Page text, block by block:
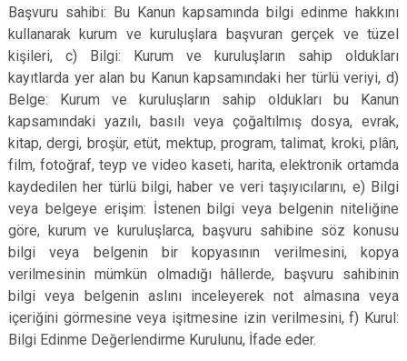
Başvuru sahibi: Bu Kanun kapsamında bilgi edinme hakkını
kullanarak kurum ve kuruluşlara başvuran gerçek ve tüzel
kişileri, c) Bilgi: Kurum ve kuruluşların sahip oldukları
kayıtlarda yer alan bu Kanun kapsamındaki her türlü veriyi, d)
Belge: Kurum ve kuruluşların sahip oldukları bu Kanun
kapsamındaki yazılı, basılı veya çoğaltılmış dosya, evrak,
kitap, dergi, broşür, etüt, mektup, program, talimat, kroki, plân,
film, fotoğraf, teyp ve video kaseti, harita, elektronik ortamda
kaydedilen her türlü bilgi, haber ve veri taşıyıcılarını, e) Bilgi
veya belgeye erişim: İstenen bilgi veya belgenin niteliğine
göre, kurum ve kuruluşlarca, başvuru sahibine söz konusu
bilgi veya belgenin bir kopyasının verilmesini, kopya
verilmesinin mümkün olmadığı hâllerde, başvuru sahibinin
bilgi veya belgenin aslını inceleyerek not almasına veya
içeriğini görmesine veya işitmesine izin verilmesini, f) Kurul:
Bilgi Edinme Değerlendirme Kurulunu, İfade eder.